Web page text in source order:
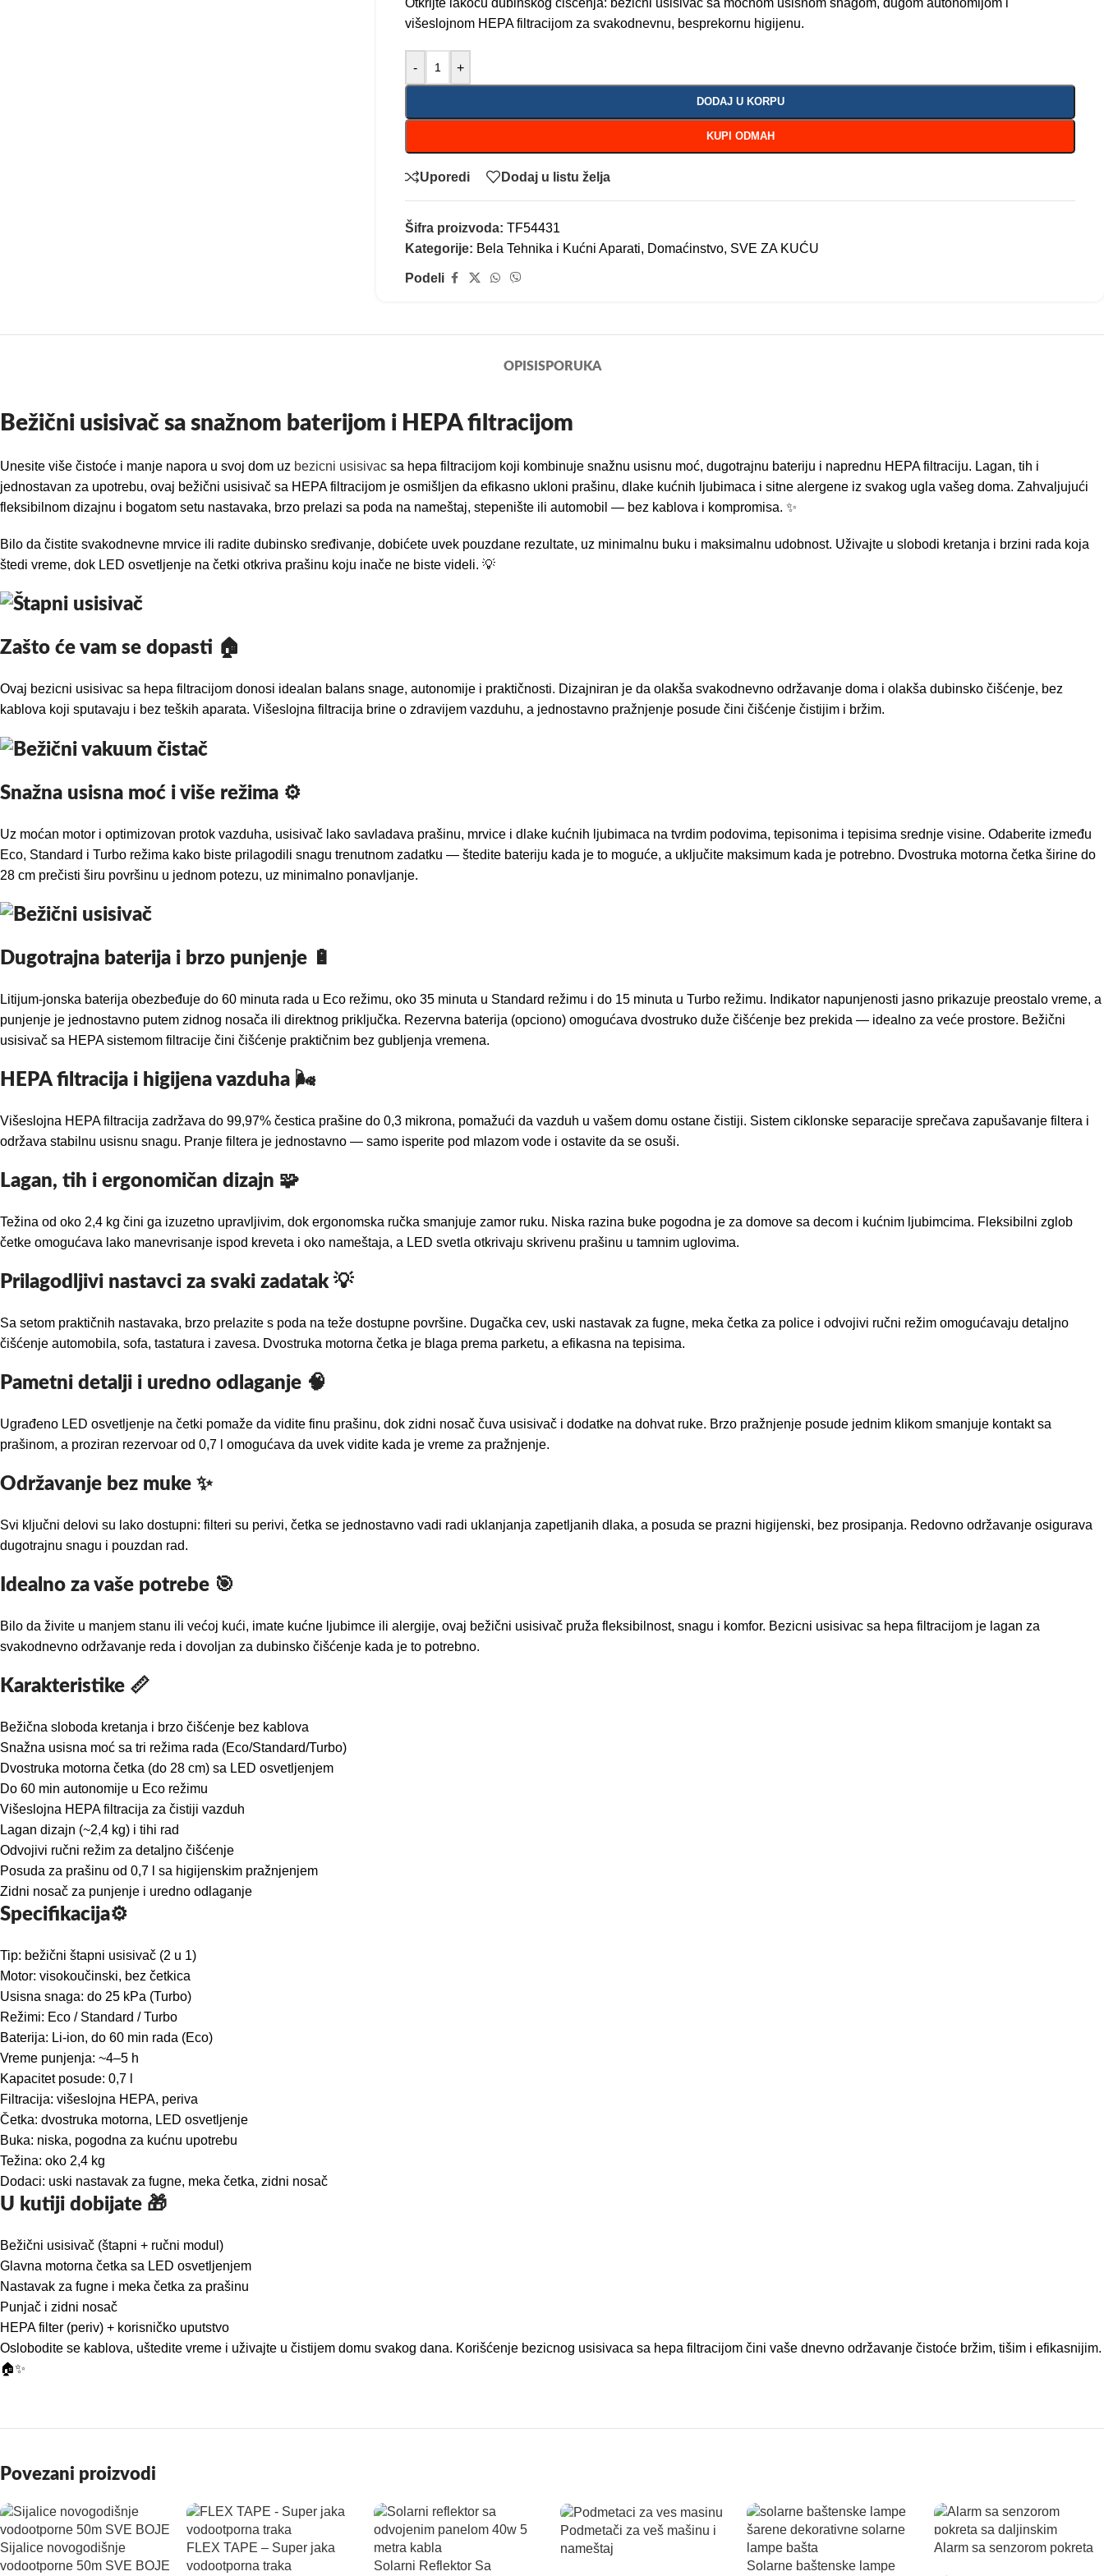
Otkrijte lakoću dubinskog čišćenja: bežični usisivač sa moćnom usisnom snagom, dugom autonomijom i
višeslojnom HEPA filtracijom za svakodnevnu, besprekornu higijenu.
- +
DODAJ U KORPU
KUPI ODMAH
Uporedi Dodaj u listu želja
Šifra proizvoda: TF54431
Kategorije: Bela Tehnika i Kućni Aparati, Domaćinstvo, SVE ZA KUĆU
Podeli
OPISISPORUKA
Bežični usisivač sa snažnom baterijom i HEPA filtracijom
Unesite više čistoće i manje napora u svoj dom uz bezicni usisivac sa hepa filtracijom koji kombinuje snažnu usisnu moć, dugotrajnu bateriju i naprednu HEPA filtraciju. Lagan, tih i
jednostavan za upotrebu, ovaj bežični usisivač sa HEPA filtracijom je osmišljen da efikasno ukloni prašinu, dlake kućnih ljubimaca i sitne alergene iz svakog ugla vašeg doma. Zahvaljujući
fleksibilnom dizajnu i bogatom setu nastavaka, brzo prelazi sa poda na nameštaj, stepenište ili automobil — bez kablova i kompromisa. ✨
Bilo da čistite svakodnevne mrvice ili radite dubinsko sređivanje, dobićete uvek pouzdane rezultate, uz minimalnu buku i maksimalnu udobnost. Uživajte u slobodi kretanja i brzini rada koja
štedi vreme, dok LED osvetljenje na četki otkriva prašinu koju inače ne biste videli. 💡
Zašto će vam se dopasti 🏠
Ovaj bezicni usisivac sa hepa filtracijom donosi idealan balans snage, autonomije i praktičnosti. Dizajniran je da olakša svakodnevno održavanje doma i olakša dubinsko čišćenje, bez
kablova koji sputavaju i bez teških aparata. Višeslojna filtracija brine o zdravijem vazduhu, a jednostavno pražnjenje posude čini čišćenje čistijim i bržim.
Snažna usisna moć i više režima ⚙️
Uz moćan motor i optimizovan protok vazduha, usisivač lako savladava prašinu, mrvice i dlake kućnih ljubimaca na tvrdim podovima, tepisonima i tepisima srednje visine. Odaberite između
Eco, Standard i Turbo režima kako biste prilagodili snagu trenutnom zadatku — štedite bateriju kada je to moguće, a uključite maksimum kada je potrebno. Dvostruka motorna četka širine do
28 cm prečisti širu površinu u jednom potezu, uz minimalno ponavljanje.
Dugotrajna baterija i brzo punjenje 🔋
Litijum-jonska baterija obezbeđuje do 60 minuta rada u Eco režimu, oko 35 minuta u Standard režimu i do 15 minuta u Turbo režimu. Indikator napunjenosti jasno prikazuje preostalo vreme, a
punjenje je jednostavno putem zidnog nosača ili direktnog priključka. Rezervna baterija (opciono) omogućava dvostruko duže čišćenje bez prekida — idealno za veće prostore. Bežični
usisivač sa HEPA sistemom filtracije čini čišćenje praktičnim bez gubljenja vremena.
HEPA filtracija i higijena vazduha 🌬️
Višeslojna HEPA filtracija zadržava do 99,97% čestica prašine do 0,3 mikrona, pomažući da vazduh u vašem domu ostane čistiji. Sistem ciklonske separacije sprečava zapušavanje filtera i
održava stabilnu usisnu snagu. Pranje filtera je jednostavno — samo isperite pod mlazom vode i ostavite da se osuši.
Lagan, tih i ergonomičan dizajn 🧩
Težina od oko 2,4 kg čini ga izuzetno upravljivim, dok ergonomska ručka smanjuje zamor ruku. Niska razina buke pogodna je za domove sa decom i kućnim ljubimcima. Fleksibilni zglob
četke omogućava lako manevrisanje ispod kreveta i oko nameštaja, a LED svetla otkrivaju skrivenu prašinu u tamnim uglovima.
Prilagodljivi nastavci za svaki zadatak 💡
Sa setom praktičnih nastavaka, brzo prelazite s poda na teže dostupne površine. Dugačka cev, uski nastavak za fugne, meka četka za police i odvojivi ručni režim omogućavaju detaljno
čišćenje automobila, sofa, tastatura i zavesa. Dvostruka motorna četka je blaga prema parketu, a efikasna na tepisima.
Pametni detalji i uredno odlaganje 🧠
Ugrađeno LED osvetljenje na četki pomaže da vidite finu prašinu, dok zidni nosač čuva usisivač i dodatke na dohvat ruke. Brzo pražnjenje posude jednim klikom smanjuje kontakt sa
prašinom, a proziran rezervoar od 0,7 l omogućava da uvek vidite kada je vreme za pražnjenje.
Održavanje bez muke ✨
Svi ključni delovi su lako dostupni: filteri su perivi, četka se jednostavno vadi radi uklanjanja zapetljanih dlaka, a posuda se prazni higijenski, bez prosipanja. Redovno održavanje osigurava
dugotrajnu snagu i pouzdan rad.
Idealno za vaše potrebe 🎯
Bilo da živite u manjem stanu ili većoj kući, imate kućne ljubimce ili alergije, ovaj bežični usisivač pruža fleksibilnost, snagu i komfor. Bezicni usisivac sa hepa filtracijom je lagan za
svakodnevno održavanje reda i dovoljan za dubinsko čišćenje kada je to potrebno.
Karakteristike 📏
Bežična sloboda kretanja i brzo čišćenje bez kablova
Snažna usisna moć sa tri režima rada (Eco/Standard/Turbo)
Dvostruka motorna četka (do 28 cm) sa LED osvetljenjem
Do 60 min autonomije u Eco režimu
Višeslojna HEPA filtracija za čistiji vazduh
Lagan dizajn (~2,4 kg) i tihi rad
Odvojivi ručni režim za detaljno čišćenje
Posuda za prašinu od 0,7 l sa higijenskim pražnjenjem
Zidni nosač za punjenje i uredno odlaganje
Specifikacija⚙️
Tip: bežični štapni usisivač (2 u 1)
Motor: visokoučinski, bez četkica
Usisna snaga: do 25 kPa (Turbo)
Režimi: Eco / Standard / Turbo
Baterija: Li-ion, do 60 min rada (Eco)
Vreme punjenja: ~4–5 h
Kapacitet posude: 0,7 l
Filtracija: višeslojna HEPA, periva
Četka: dvostruka motorna, LED osvetljenje
Buka: niska, pogodna za kućnu upotrebu
Težina: oko 2,4 kg
Dodaci: uski nastavak za fugne, meka četka, zidni nosač
U kutiji dobijate 🎁
Bežični usisivač (štapni + ručni modul)
Glavna motorna četka sa LED osvetljenjem
Nastavak za fugne i meka četka za prašinu
Punjač i zidni nosač
HEPA filter (periv) + korisničko uputstvo
Oslobodite se kablova, uštedite vreme i uživajte u čistijem domu svakog dana. Korišćenje bezicnog usisivaca sa hepa filtracijom čini vaše dnevno održavanje čistoće bržim, tišim i efikasnijim.
🏠✨
Povezani proizvodi
Sijalice novogodišnje
vodootporne 50m SVE BOJE
FLEX TAPE – Super jaka
vodootporna traka
Solarni Reflektor Sa
Podmetači za veš mašinu i
nameštaj
Solarne baštenske lampe
Alarm sa senzorom pokreta